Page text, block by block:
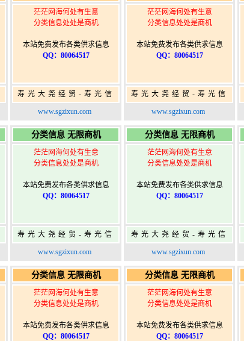
茫茫网海何处有生意
分类信息处处是商机
本站免费发布各类供求信息
QQ：80064517
寿光大尧经贸-寿光信
息网-免费信息发布网-
www.sgzixun.com
茫茫网海何处有生意
分类信息处处是商机
本站免费发布各类供求信息
QQ：80064517
寿光大尧经贸-寿光信
息网-免费信息发布网-
www.sgzixun.com
分类信息 无限商机
茫茫网海何处有生意
分类信息处处是商机
本站免费发布各类供求信息
QQ：80064517
寿光大尧经贸-寿光信
息网-免费信息发布网-
www.sgzixun.com
分类信息 无限商机
茫茫网海何处有生意
分类信息处处是商机
本站免费发布各类供求信息
QQ：80064517
寿光大尧经贸-寿光信
息网-免费信息发布网-
www.sgzixun.com
分类信息 无限商机
茫茫网海何处有生意
分类信息处处是商机
本站免费发布各类供求信息
QQ：80064517
分类信息 无限商机
茫茫网海何处有生意
分类信息处处是商机
本站免费发布各类供求信息
QQ：80064517